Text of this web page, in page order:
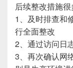
后续整改措施很
1、及时排查和
行全面整改
2、通过访问日
3、再次确认网